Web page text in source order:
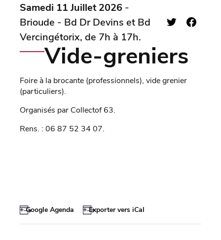
Samedi 11 Juillet 2026 -
Brioude - Bd Dr Devins et Bd
Vercingétorix, de 7h à 17h.
Vide-greniers
Foire à la brocante (professionnels), vide grenier
(particuliers).
Organisés par Collectof 63.
Rens. : 06 87 52 34 07.
+ Google Agenda + Exporter vers iCal